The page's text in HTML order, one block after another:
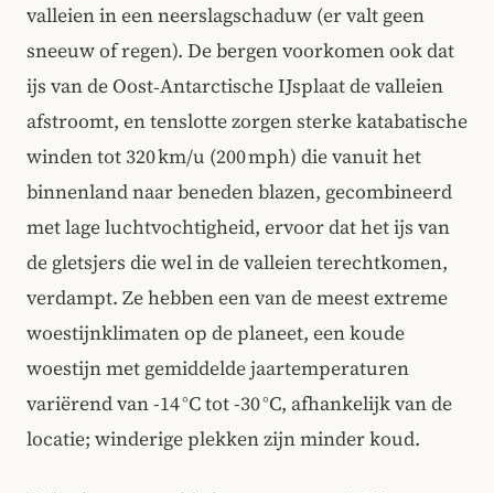
valleien in een neerslagschaduw (er valt geen
sneeuw of regen). De bergen voorkomen ook dat
ijs van de Oost‑Antarctische IJsplaat de valleien
afstroomt, en tenslotte zorgen sterke katabatische
winden tot 320 km/u (200 mph) die vanuit het
binnenland naar beneden blazen, gecombineerd
met lage luchtvochtigheid, ervoor dat het ijs van
de gletsjers die wel in de valleien terechtkomen,
verdampt. Ze hebben een van de meest extreme
woestijnklimaten op de planeet, een koude
woestijn met gemiddelde jaartemperaturen
variërend van -14 °C tot -30 °C, afhankelijk van de
locatie; winderige plekken zijn minder koud.